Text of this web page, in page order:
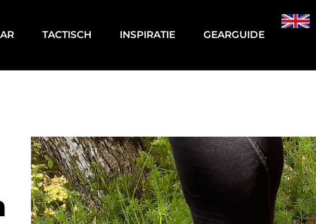
TACTISCH INSPIRATIE GEARGUIDE